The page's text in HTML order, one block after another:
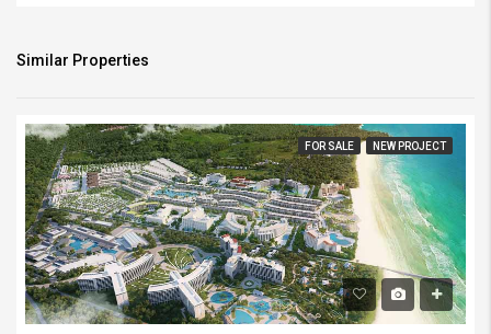
Similar Properties
FOR SALE NEW PROJECT